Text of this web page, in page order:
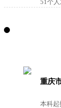
51个
重庆
本科